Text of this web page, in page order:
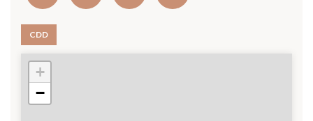
CDD
01 - Arbent
+
−